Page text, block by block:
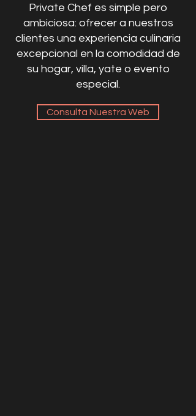
Private Chef es simple pero
ambiciosa: ofrecer a nuestros
clientes una experiencia culinaria
excepcional en la comodidad de
su hogar, villa, yate o evento
especial.
Consulta Nuestra Web